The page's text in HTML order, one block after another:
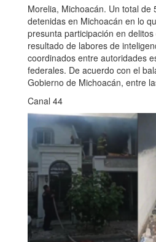
Morelia, Michoacán. Un total de
detenidas en Michoacán en lo
presunta participación en
resultado de labores de
coordinados entre autoridades
federales. De acuerdo con el
Gobierno de Michoacán, entre
Canal 44